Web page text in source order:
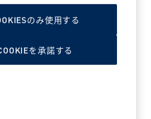
オープン
のみ使用する
を承諾する